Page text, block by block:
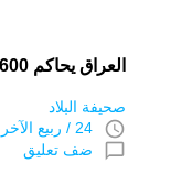
العراق يحاكم 600 أجنبي بتهمة الانتماء لداعش
صحيفة البلاد
access_time 24 / ربيع الآخر / 1440 هـ 1 يناير 2019
chat_bubble_outline ضف تعليق